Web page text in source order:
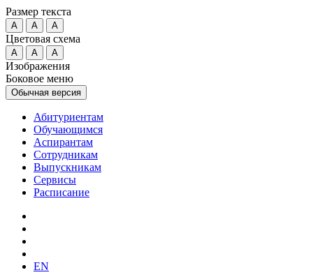
Размер текста
A A A
Цветовая схема
A A A
Изображения
Боковое меню
Обычная версия
Абитуриентам
Обучающимся
Аспирантам
Сотрудникам
Выпускникам
Сервисы
Расписание
EN